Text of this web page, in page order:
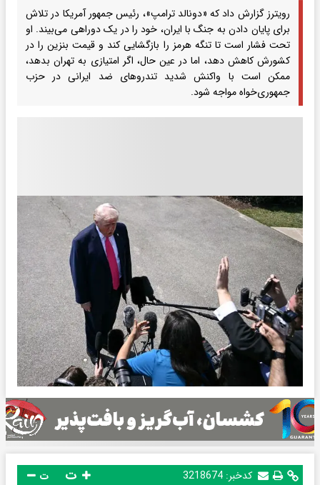
رویترز گزارش داد که «دونالد ترامپ»، رئیس جمهور آمریکا در تلاش
برای پایان دادن به جنگ با ایران، خود را در یک دوراهی می‌بیند. او
تحت فشار است تا تنگه هرمز را بازگشایی کند و قیمت بنزین را در
کشورش کاهش دهد، اما در عین حال، اگر امتیازی به تهران بدهد،
ممکن است با واکنش شدید تندروهای ضد ایرانی در حزب
جمهوری‌خواه مواجه شود.
کدخبر: 3218674 ت